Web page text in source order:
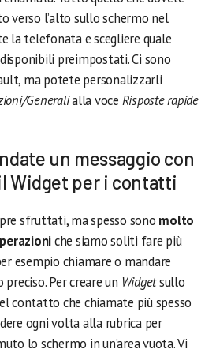
verso l’alto sullo schermo nel
la telefonata e scegliere quale
preimpostati. Ci sono
ma potete personalizzarli
Generalialla voce Risposte rapide
un messaggio con
Widget per i contatti
sfruttati, ma spesso sono molto
che siamo soliti fare più
esempio chiamare o mandare
Per creare un Widgetsullo
contatto che chiamate più spesso
ogni volta alla rubrica per
lo schermo in un’area vuota. Vi